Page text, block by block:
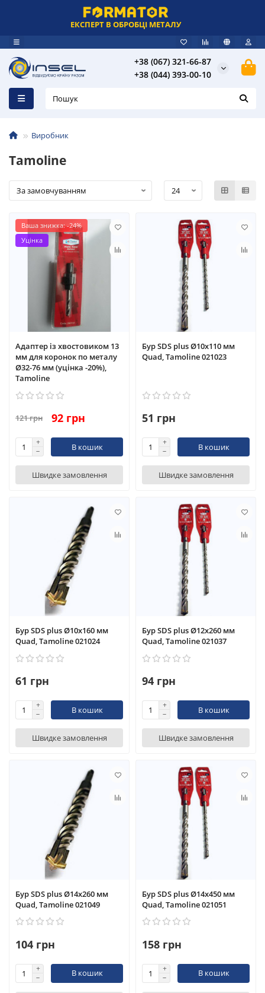
ЕКСПЕРТ В ОБРОБЦІ МЕТАЛУ
+38 (067) 321-66-87
+38 (044) 393-00-10
Виробник
Tamoline
Ваша знижка: -24%
Уцінка
Адаптер із хвостовиком 13
мм для коронок по металу
Ø32-76 мм (уцінка -20%),
Tamoline
121 грн 92 грн
В кошик
Швидке замовлення
Бур SDS plus Ø10x110 мм
Quad, Tamoline 021023
51 грн
В кошик
Швидке замовлення
Бур SDS plus Ø10x160 мм
Quad, Tamoline 021024
61 грн
В кошик
Швидке замовлення
Бур SDS plus Ø12x260 мм
Quad, Tamoline 021037
94 грн
В кошик
Швидке замовлення
Бур SDS plus Ø14x260 мм
Quad, Tamoline 021049
104 грн
В кошик
Бур SDS plus Ø14x450 мм
Quad, Tamoline 021051
158 грн
В кошик